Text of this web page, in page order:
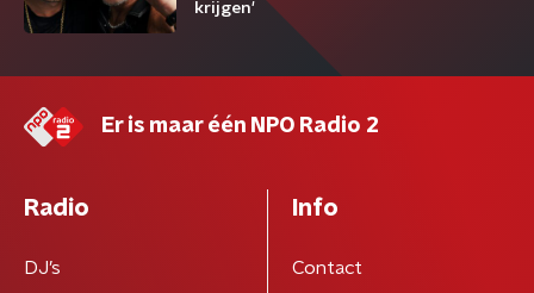
krijgen'
Er is maar één NPO Radio 2
Radio
DJ’s
Info
Contact